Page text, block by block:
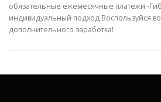
обязательные ежемесячные платежи -
индивидуальный подход Воспользуйся
дополнительного заработка!